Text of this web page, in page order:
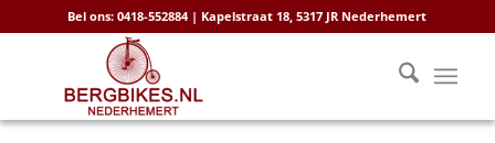
Bel ons: 0418-552884 | Kapelstraat 18, 5317 JR Nederhemert